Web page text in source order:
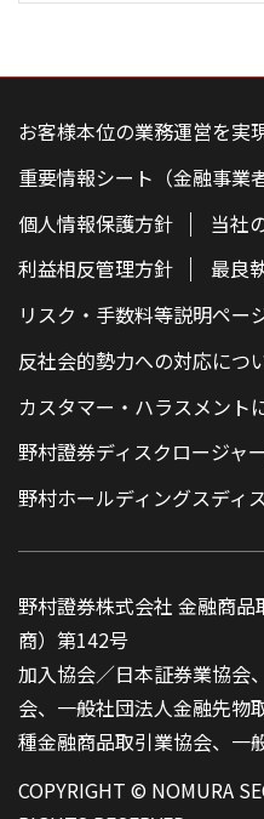
こ
お客様本位の業務運営を実
重要情報シート（金融事業
個人情報保護方針
当社
利益相反管理方針
最良
リスク・手数料等説明ペー
反社会的勢力への対応につ
カスタマー・ハラスメント
野村證券ディスクロージャ
野村ホールディングスディ
野村證券株式会社 金融商
商）第142号
加入協会／日本証券業協会
会、一般社団法人金融先物
種金融商品取引業協会、一
COPYRIGHT © NOMURA